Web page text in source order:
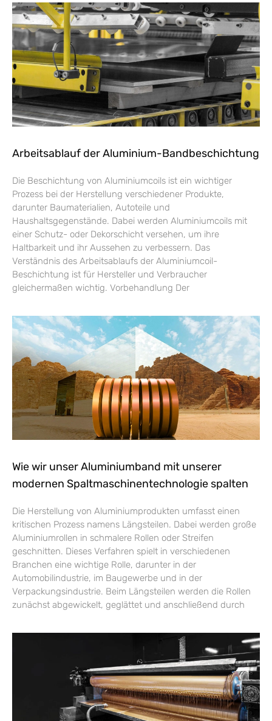
Arbeitsablauf der Aluminium-Bandbeschichtung
Die Beschichtung von Aluminiumcoils ist ein wichtiger
Prozess bei der Herstellung verschiedener Produkte,
darunter Baumaterialien, Autoteile und
Haushaltsgegenstände. Dabei werden Aluminiumcoils mit
einer Schutz- oder Dekorschicht versehen, um ihre
Haltbarkeit und ihr Aussehen zu verbessern. Das
Verständnis des Arbeitsablaufs der Aluminiumcoil-
Beschichtung ist für Hersteller und Verbraucher
gleichermaßen wichtig. Vorbehandlung Der
Wie wir unser Aluminiumband mit unserer
modernen Spaltmaschinentechnologie spalten
Die Herstellung von Aluminiumprodukten umfasst einen
kritischen Prozess namens Längsteilen. Dabei werden große
Aluminiumrollen in schmalere Rollen oder Streifen
geschnitten. Dieses Verfahren spielt in verschiedenen
Branchen eine wichtige Rolle, darunter in der
Automobilindustrie, im Baugewerbe und in der
Verpackungsindustrie. Beim Längsteilen werden die Rollen
zunächst abgewickelt, geglättet und anschließend durch